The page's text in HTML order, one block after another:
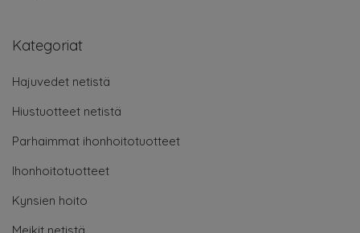
Kategoriat
Hajuvedet netistä
Hiustuotteet netistä
Parhaimmat ihonhoitotuotteet
Ihonhoitotuotteet
Kynsien hoito